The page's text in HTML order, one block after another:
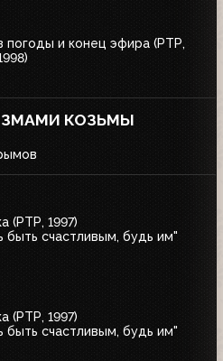
погоды и конец эфира (РТР,
КОЗЬМЫ
(РТР, 1997)
быть счастливым, будь им"
(РТР, 1997)
быть счастливым, будь им"